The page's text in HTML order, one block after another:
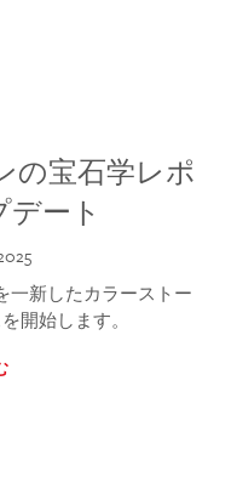
の宝石学レポ
ート
一新したカラーストー
開始します。